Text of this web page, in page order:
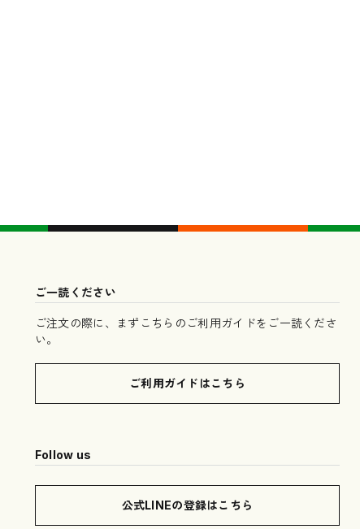
ご一読ください
ご注文の際に、まずこちらのご利用ガイドをご一読くださ
い。
ご利用ガイドはこちら
Follow us
公式LINEの登録はこちら